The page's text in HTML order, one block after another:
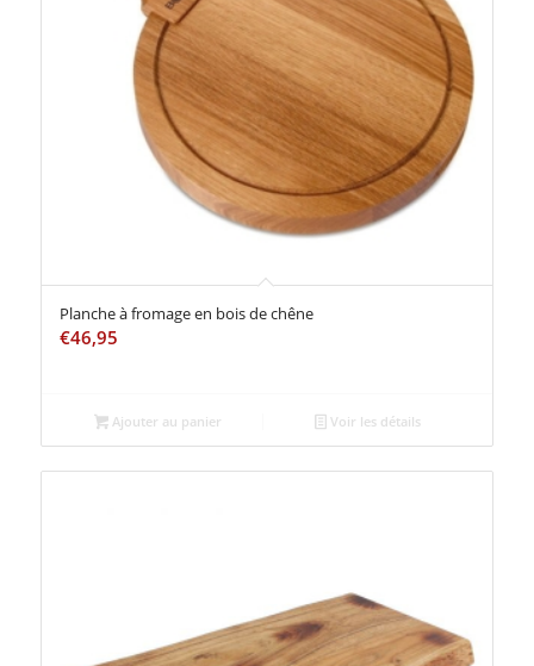
Planche à fromage en bois de chêne
€46,95
Ajouter au panier Voir les détails